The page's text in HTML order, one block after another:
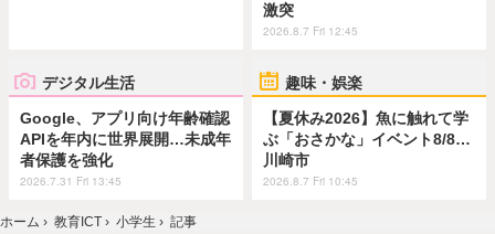
激突
2026.8.7 Fri 12:45
デジタル生活
Google、アプリ向け年齢確認
APIを年内に世界展開…未成年
者保護を強化
2026.7.31 Fri 13:45
趣味・娯楽
【夏休み2026】魚に触れて学
ぶ「おさかな」イベント8/8…
川崎市
2026.8.7 Fri 10:45
ホーム › 教育ICT › 小学生 › 記事